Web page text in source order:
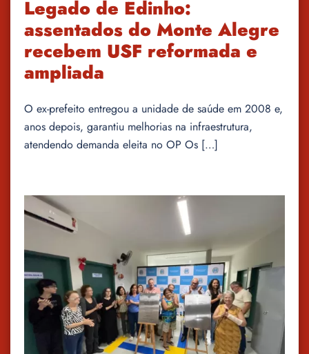
Legado de Edinho:
assentados do Monte Alegre
recebem USF reformada e
ampliada
O ex-prefeito entregou a unidade de saúde em 2008 e,
anos depois, garantiu melhorias na infraestrutura,
atendendo demanda eleita no OP Os […]